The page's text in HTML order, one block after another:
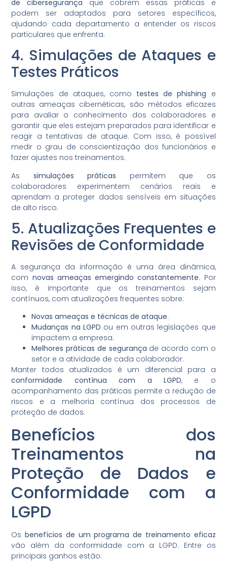
de cibersegurança que cobrem essas práticas e
podem ser adaptados para setores específicos,
ajudando cada departamento a entender os riscos
particulares que enfrenta.
4. Simulações de Ataques e
Testes Práticos
Simulações de ataques, como testes de phishing e
outras ameaças cibernéticas, são métodos eficazes
para avaliar o conhecimento dos colaboradores e
garantir que eles estejam preparados para identificar e
reagir a tentativas de ataque. Com isso, é possível
medir o grau de conscientização dos funcionários e
fazer ajustes nos treinamentos.
As simulações práticas permitem que os
colaboradores experimentem cenários reais e
aprendam a proteger dados sensíveis em situações
de alto risco.
5. Atualizações Frequentes e
Revisões de Conformidade
A segurança da informação é uma área dinâmica,
com novas ameaças emergindo constantemente. Por
isso, é importante que os treinamentos sejam
contínuos, com atualizações frequentes sobre:
Novas ameaças e técnicas de ataque.
Mudanças na LGPD ou em outras legislações que
impactem a empresa.
Melhores práticas de segurança de acordo com o
setor e a atividade de cada colaborador.
Manter todos atualizados é um diferencial para a
conformidade contínua com a LGPD, e o
acompanhamento das práticas permite a redução de
riscos e a melhoria contínua dos processos de
proteção de dados.
Benefícios dos
Treinamentos na
Proteção de Dados e
Conformidade com a
LGPD
Osbenefícios de um programa de treinamento eficaz
vão além da conformidade com a LGPD. Entre os
principais ganhos estão: